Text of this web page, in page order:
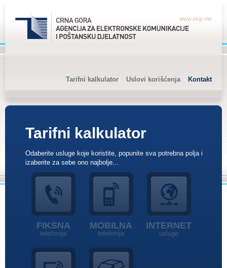
www.ekip.me
Tarifni kalkulator Uslovi korišćenja Kontakt
Tarifni kalkulator
Odaberite usluge koje koristite, popunite sva potrebna polja i
izaberite za sebe ono najbolje...
FIKSNA
telefonija
MOBILNA
telefonija
INTERNET
usluge